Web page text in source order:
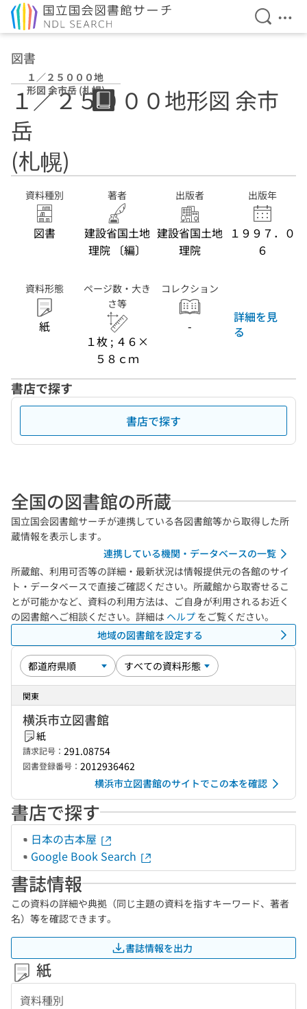
検索を
メ
図書
１／２５０００地
形図 余市岳 (札幌)
１／２５０００地形図 余市
岳
(札幌)
資料種別
図書
著者
建設省国土地
理院 〔編〕
出版者
建設省国土地
理院
出版年
１９９７．０
６
資料形態
紙
ページ数・大き
さ等
１枚 ; ４６×
５８ｃｍ
コレクション
-
詳細を見
る
書店で探す
書店で探す
全国の図書館の所蔵
国立国会図書館サーチが連携している各図書館等から取得した所
蔵情報を表示します。
連携している機関・データベースの一覧
所蔵館、利用可否等の詳細・最新状況は情報提供元の各館のサイ
ト・データベースで直接ご確認ください。所蔵館から取寄せるこ
とが可能かなど、資料の利用方法は、ご自身が利用されるお近く
の図書館へご相談ください。詳細は ヘルプ をご覧ください。
地域の図書館を設定する
関東
横浜市立図書館
紙
請求記号： 291.08754
図書登録番号： 2012936462
横浜市立図書館のサイトでこの本を確認
書店で探す
日本の古本屋
Google Book Search
書誌情報
この資料の詳細や典拠（同じ主題の資料を指すキーワード、著者
名）等を確認できます。
書誌情報を出力
紙
資料種別